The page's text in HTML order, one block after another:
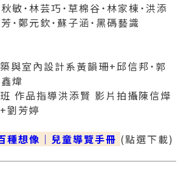
敏˙林芸巧˙草棉谷˙林家棟˙洪添
˙鄭元欽˙蘇子涵˙黑碼藝識
與室內設計系黃韻珊+邱信邦˙郭
煒
作品指導洪添賢 影片拍攝陳信燁
劉芳婷
種想像│兒童導覽手冊 (點選下載)